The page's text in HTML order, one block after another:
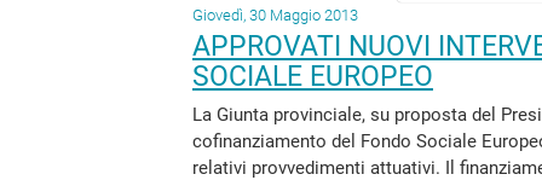
Giovedì, 30 Maggio 2013
APPROVATI NUOVI
SOCIALE EUROPEO
La Giunta provinciale, su proposta del
cofinanziamento del Fondo Sociale
relativi provvedimenti attuativi. Il